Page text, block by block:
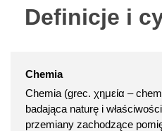
Definicje i
Chemia
Chemia (grec. χημεία –
badająca naturę i
przemiany zachodzące